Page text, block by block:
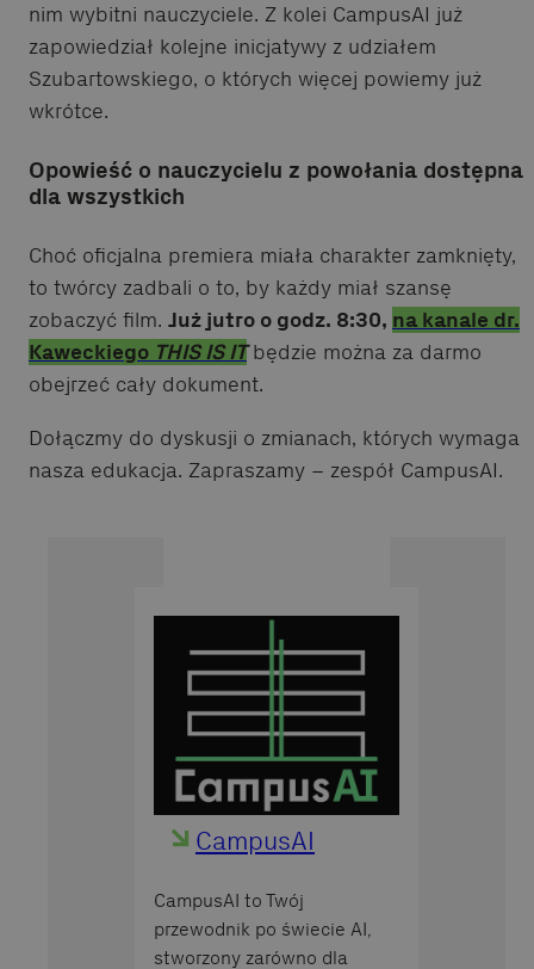
nim wybitni nauczyciele. Z kolei CampusAI już
zapowiedział kolejne inicjatywy z udziałem
Szubartowskiego, o których więcej powiemy już
wkrótce.
Opowieść o nauczycielu z powołania dostępna
dla wszystkich
Choć oficjalna premiera miała charakter zamknięty,
to twórcy zadbali o to, by każdy miał szansę
zobaczyć film. Już jutro o godz. 8:30, na kanale dr.
Kaweckiego THIS IS ITbędzie można za darmo
obejrzeć cały dokument.
Dołączmy do dyskusji o zmianach, których wymaga
nasza edukacja. Zapraszamy – zespół CampusAI.
CampusAI
CampusAI to Twój
przewodnik po świecie AI,
stworzony zarówno dla